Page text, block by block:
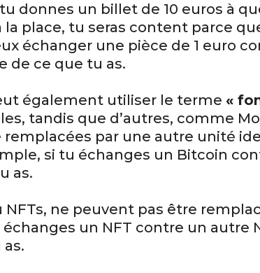
donnes un billet de 10 euros à
place, tu seras content parce
échanger une pièce de 1 euro
de ce que tu as.
également utiliser le terme «
tandis que d’autres, comme
par une autre unité
si tu échanges un Bitcoin
as.
ne peuvent pas être
un NFT contre un autre